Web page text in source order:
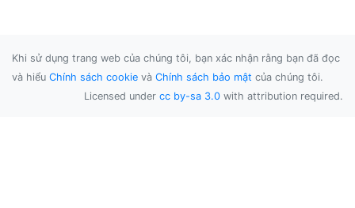
Khi sử dụng trang web của chúng tôi, bạn xác nhận rằng bạn đã đọc
và hiểu Chính sách cookie và Chính sách bảo mật của chúng tôi.
Licensed under cc by-sa 3.0 with attribution required.